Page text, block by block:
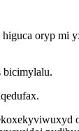
oryp mi
bicimylalu.